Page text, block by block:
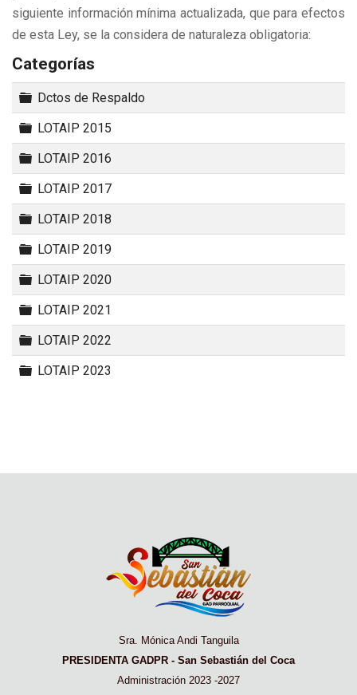
siguiente información mínima actualizada, que para efectos
de esta Ley, se la considera de naturaleza obligatoria:
Categorías
Carpeta
Dctos de Respaldo
Carpeta
LOTAIP 2015
Carpeta
LOTAIP 2016
Carpeta
LOTAIP 2017
Carpeta
LOTAIP 2018
Carpeta
LOTAIP 2019
Carpeta
LOTAIP 2020
Carpeta
LOTAIP 2021
Carpeta
LOTAIP 2022
Carpeta
LOTAIP 2023
Sra. Mónica Andi Tanguila
PRESIDENTA GADPR - San Sebastián del Coca
Administración 2023 -2027